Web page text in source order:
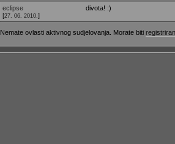
eclipse
[27. 06. 2010. ]
divota! :)
Nemate ovlasti aktivnog sudjelovanja. Morate biti